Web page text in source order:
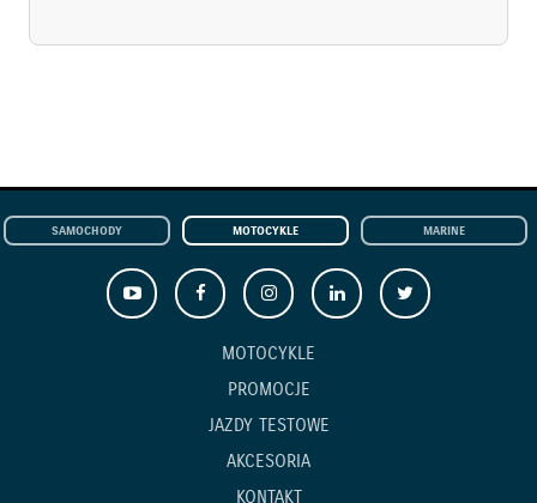
SAMOCHODY MOTOCYKLE MARINE
MOTOCYKLE
PROMOCJE
JAZDY TESTOWE
AKCESORIA
KONTAKT